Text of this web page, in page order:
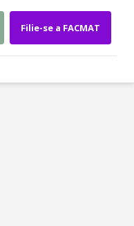
Filie-se a FACMAT